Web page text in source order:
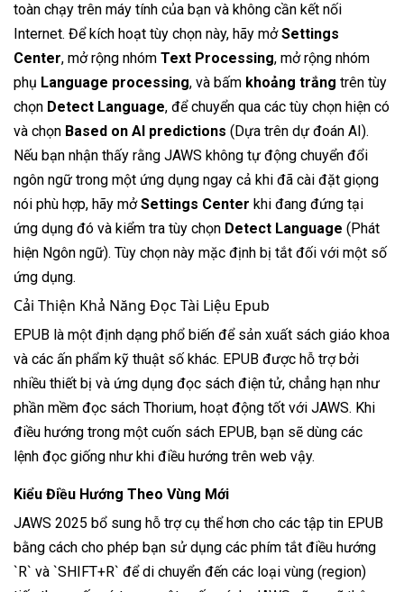
toàn chạy trên máy tính của bạn và không cần kết nối
Internet. Để kích hoạt tùy chọn này, hãy mởSettings
Center, mở rộng nhóm Text Processing, mở rộng nhóm
phụ Language processing, và bấm khoảng trắng trên tùy
chọn Detect Language, để chuyển qua các tùy chọn hiện có
và chọn Based on AI predictions (Dựa trên dự đoán AI).
Nếu bạn nhận thấy rằng JAWS không tự động chuyển đổi
ngôn ngữ trong một ứng dụng ngay cả khi đã cài đặt giọng
nói phù hợp, hãy mởSettings Center khi đang đứng tại
ứng dụng đó và kiểm tra tùy chọn Detect Language (Phát
hiện Ngôn ngữ). Tùy chọn này mặc định bị tắt đối với một số
ứng dụng.
Cải Thiện Khả Năng Đọc Tài Liệu Epub
EPUB là một định dạng phổ biến để sản xuất sách giáo khoa
và các ấn phẩm kỹ thuật số khác. EPUB được hỗ trợ bởi
nhiều thiết bị và ứng dụng đọc sách điện tử, chẳng hạn như
phần mềm đọc sách Thorium, hoạt động tốt với JAWS. Khi
điều hướng trong một cuốn sách EPUB, bạn sẽ dùng các
lệnh đọc giống như khi điều hướng trên web vậy.
Kiểu Điều Hướng Theo Vùng Mới
JAWS 2025 bổ sung hỗ trợ cụ thể hơn cho các tập tin EPUB
bằng cách cho phép bạn sử dụng các phím tắt điều hướng
`R` và `SHIFT+R` để di chuyển đến các loại vùng (region)